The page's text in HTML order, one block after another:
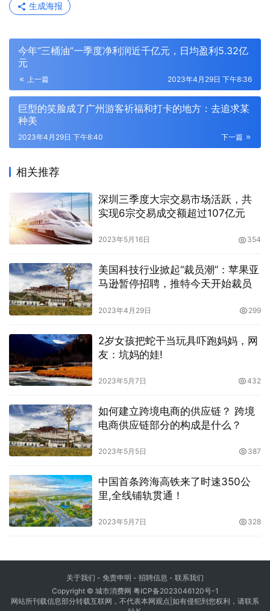
生成海报
今年“三桶油”一季度净利润近千亿元，日均盈利5.32亿
元
上一篇 2023年4月29日 下午8:36
巨型的笑脸成了广州游客祈福和打卡的地方：去追求某
种美
下一篇
2023年4月29日 下午8:40
相关推荐
深圳三季度大宗交易市场活跃，共
实现6宗交易成交额超过107亿元
2023年5月16日 354
美国科技行业掀起“裁员潮”：苹果亚
马逊暂停招聘，推特今天开始裁员
2023年4月29日 299
2岁女孩把蛇干当玩具吓跑妈妈，网
友：坑妈的娃!
2023年5月7日 432
如何建立跨境电商的供应链？ 跨境
电商供应链部分的构成是什么？
2023年5月5日 387
中国首条跨海高铁来了时速350公
里,全线铺轨贯通！
2023年5月7日 328
关于我们 - 免责申明 - 招聘信息 - 联系我们
Copyright © 城市消费网 粤ICP备2023046120号-1
网站所刊载信息部分转载互联网，不代表本网观点|如有侵犯到您权利，请联系